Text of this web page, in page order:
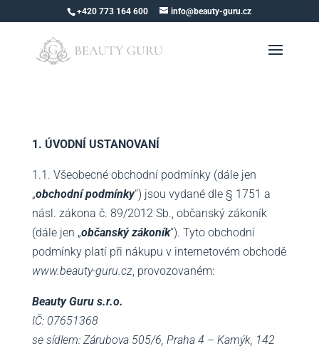
+420 773 164 600 info@beauty-guru.cz
1. ÚVODNÍ USTANOVANÍ
1.1. Všeobecné obchodní podmínky (dále jen
„obchodní podmínky“) jsou vydané dle § 1751 a
násl. zákona č. 89/2012 Sb., občanský zákoník
(dále jen „občanský zákoník“). Tyto obchodní
podmínky platí při nákupu v internetovém obchodě
www.beauty-guru.cz, provozovaném:
Beauty Guru s.r.o.
IČ: 07651368
se sídlem: Zárubova 505/6, Praha 4 – Kamýk, 142